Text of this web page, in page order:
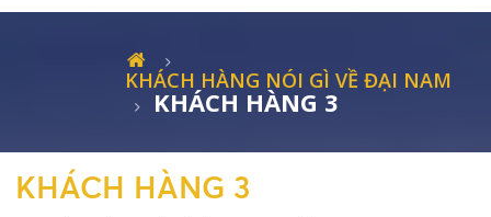
KHÁCH HÀNG NÓI GÌ VỀ ĐẠI NAM
KHÁCH HÀNG 3
KHÁCH HÀNG 3